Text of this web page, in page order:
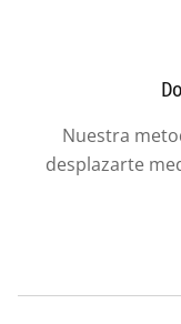
Nuestra
desplazarte